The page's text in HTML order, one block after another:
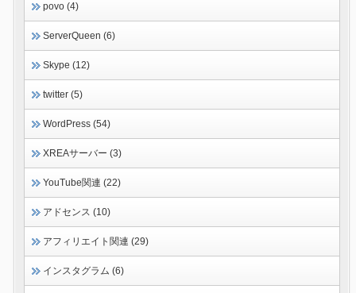
povo (4)
ServerQueen (6)
Skype (12)
twitter (5)
WordPress (54)
XREAサーバー (3)
YouTube関連 (22)
アドセンス (10)
アフィリエイト関連 (29)
インスタグラム (6)